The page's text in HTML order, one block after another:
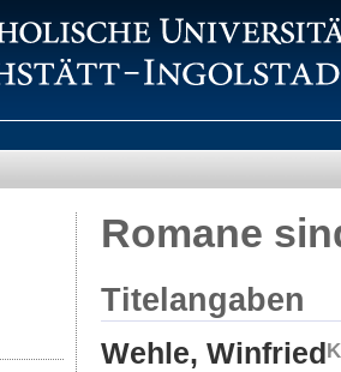
Romane
Titelangaben
Wehle, Winfried